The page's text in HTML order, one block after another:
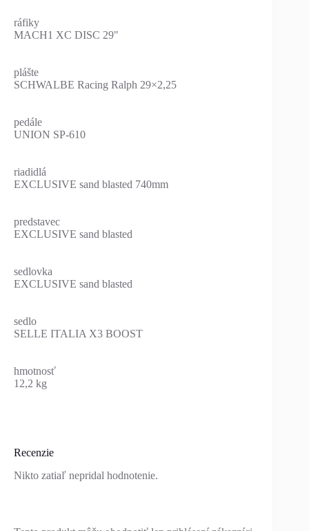
ráfiky
MACH1 XC DISC 29"
plášte
SCHWALBE Racing Ralph 29×2,25
pedále
UNION SP-610
riadidlá
EXCLUSIVE sand blasted 740mm
predstavec
EXCLUSIVE sand blasted
sedlovka
EXCLUSIVE sand blasted
sedlo
SELLE ITALIA X3 BOOST
hmotnosť
12,2 kg
Recenzie
Nikto zatiaľ nepridal hodnotenie.